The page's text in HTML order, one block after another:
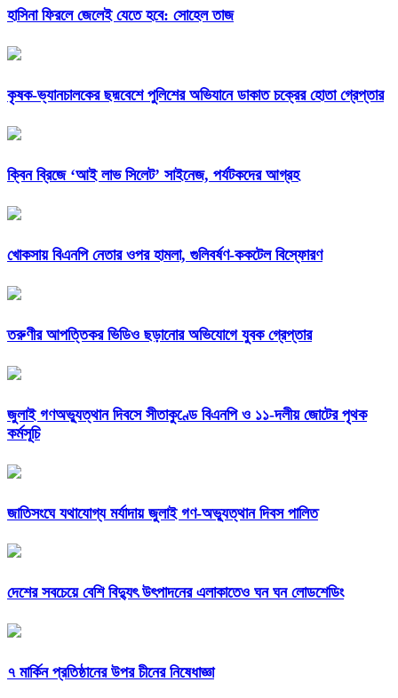
হাসিনা ফিরলে জেলেই যেতে হবে: সোহেল তাজ
কৃষক-ভ্যানচালকের ছদ্মবেশে পুলিশের অভিযানে ডাকাত চক্রের হোতা গ্রেপ্তার
ক্বিন ব্রিজে ‘আই লাভ সিলেট’ সাইনেজ, পর্যটকদের আগ্রহ
খোকসায় বিএনপি নেতার ওপর হামলা, গুলিবর্ষণ-ককটেল বিস্ফোরণ
তরুণীর আপত্তিকর ভিডিও ছড়ানোর অভিযোগে যুবক গ্রেপ্তার
জুলাই গণঅভ্যুত্থান দিবসে সীতাকুণ্ডে বিএনপি ও ১১-দলীয় জোটের পৃথক
কর্মসূচি
জাতিসংঘে যথাযোগ্য মর্যাদায় জুলাই গণ-অভ্যুত্থান দিবস পালিত
দেশের সবচেয়ে বেশি বিদ্যুৎ উৎপাদনের এলাকাতেও ঘন ঘন লোডশেডিং
৭ মার্কিন প্রতিষ্ঠানের উপর চীনের নিষেধাজ্ঞা